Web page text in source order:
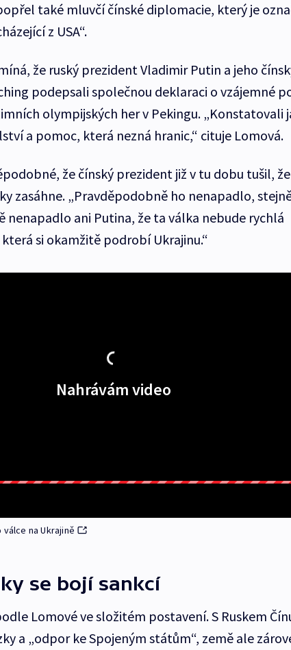
také mluvčí čínské diplomacie, který je
z USA“.
že ruský prezident Vladimir Putin a jeho
podepsali společnou deklaraci o vzájemné
olympijských her v Pekingu. „Konstatovali
a pomoc, která nezná hranic,“ cituje Lomová.
že čínský prezident již v tu dobu tušil, že
zasáhne. „Pravděpodobně ho nenapadlo,
nenapadlo ani Putina, že ta válka nebude rychlá
si okamžitě podrobí Ukrajinu.“
Nahrávám video
na Ukrajině
se bojí sankcí
Lomové ve složitém postavení. S Ruskem
a „odpor ke Spojeným státům“, země ale